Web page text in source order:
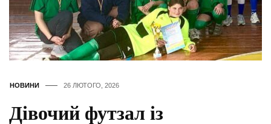
НОВИНИ 26 ЛЮТОГО, 2026
Дівочий футзал із